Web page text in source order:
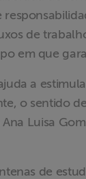
de
em que
a
o sentido
Luisa
de